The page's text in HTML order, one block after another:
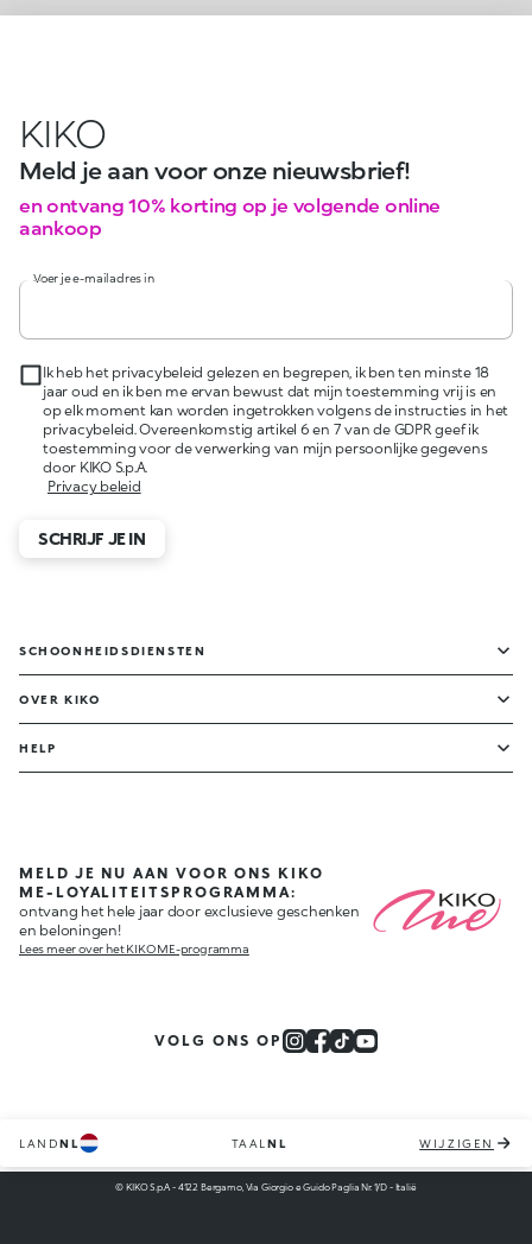
KIKO
Meld je aan voor onze nieuwsbrief!
en ontvang 10% korting op je volgende online
aankoop
Voer je e-mailadres in
Ik heb het privacybeleid gelezen en begrepen, ik ben ten minste 18
jaar oud en ik ben me ervan bewust dat mijn toestemming vrij is en
op elk moment kan worden ingetrokken volgens de instructies in het
privacybeleid. Overeenkomstig artikel 6 en 7 van de GDPR geef ik
toestemming voor de verwerking van mijn persoonlijke gegevens
door KIKO S.p.A.
Privacy beleid
SCHRIJF JE IN
SCHOONHEIDSDIENSTEN
OVER KIKO
HELP
MELD JE NU AAN VOOR ONS KIKO
ME-LOYALITEITSPROGRAMMA:
ontvang het hele jaar door exclusieve geschenken
en beloningen!
Lees meer over het KIKO ME-programma
VOLG ONS OP
LANDNL TAAL NL WIJZIGEN
© KIKO S.p.A. - 4122 Bergamo, Via Giorgio e Guido Paglia Nr. 1/D - Italië